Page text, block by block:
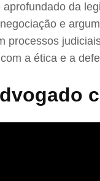
aprofundado da
e
processos
a ética e a